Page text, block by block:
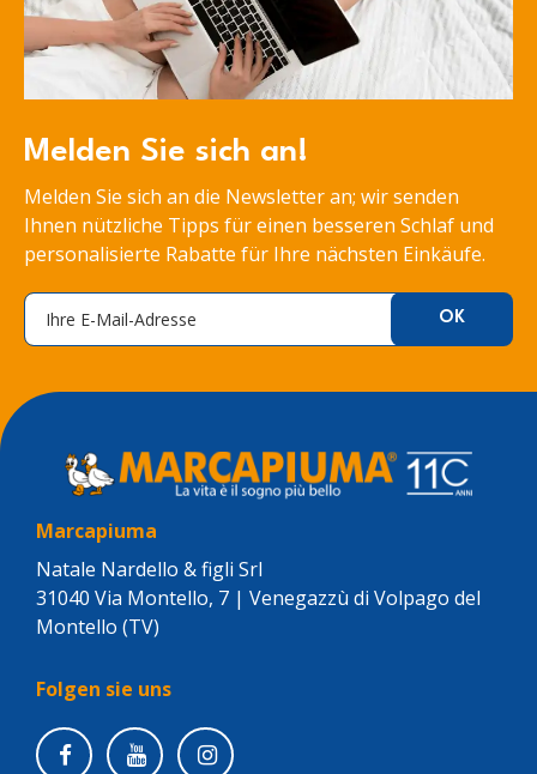
Melden Sie sich an!
Melden Sie sich an die Newsletter an; wir senden
Ihnen nützliche Tipps für einen besseren Schlaf und
personalisierte Rabatte für Ihre nächsten Einkäufe.
Marcapiuma
Natale Nardello & figli Srl
31040 Via Montello, 7 | Venegazzù di Volpago del
Montello (TV)
Folgen sie uns